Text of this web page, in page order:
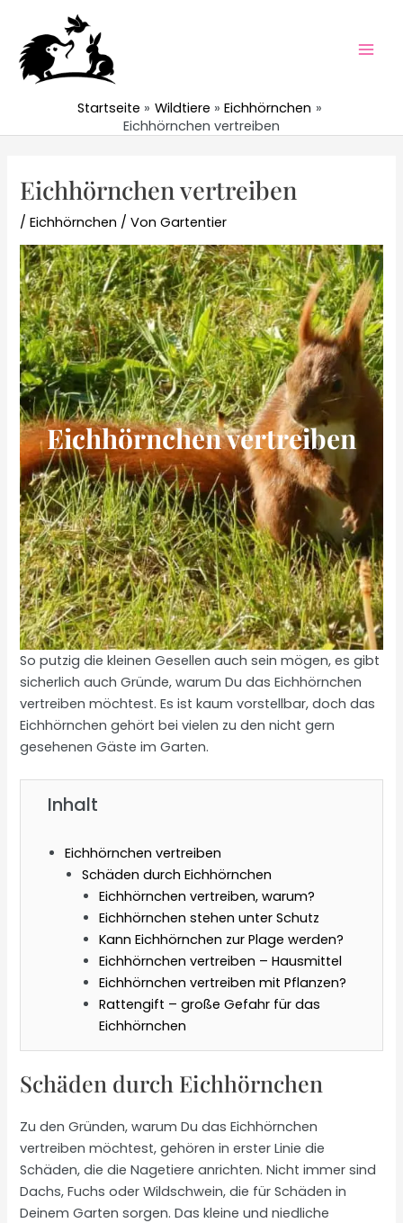
springen
Startseite Wildtiere
Eichhörnchen
Eichhörnchen vertreiben
Eichhörnchen vertreiben
/Eichhörnchen / VonGartentier
Eichhörnchen vertreiben
So putzig die kleinen Gesellen auch sein mögen, es gibt
sicherlich auch Gründe, warum Du das Eichhörnchen
vertreiben möchtest. Es ist kaum vorstellbar, doch das
Eichhörnchen gehört bei vielen zu den nicht gern
gesehenen Gäste im Garten.
Inhalt
Eichhörnchen vertreiben
Schäden durch Eichhörnchen
Eichhörnchen vertreiben, warum?
Eichhörnchen stehen unter Schutz
Kann Eichhörnchen zur Plage werden?
Eichhörnchen vertreiben – Hausmittel
Eichhörnchen vertreiben mit Pflanzen?
Rattengift – große Gefahr für das
Eichhörnchen
Schäden durch Eichhörnchen
Zu den Gründen, warum Du das Eichhörnchen
vertreiben möchtest, gehören in erster Linie die
Schäden, die die Nagetiere anrichten. Nicht immer sind
Dachs, Fuchs oder Wildschwein, die für Schäden in
Deinem Garten sorgen. Das kleine und niedliche